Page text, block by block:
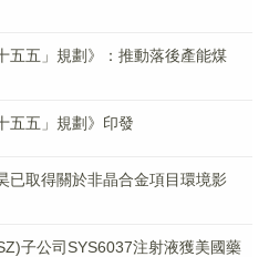
五五」規劃》：推動落後產能煤
五五」規劃》印發
已取得關於非晶合金項目環境影
子公司SYS6037注射液獲美國藥